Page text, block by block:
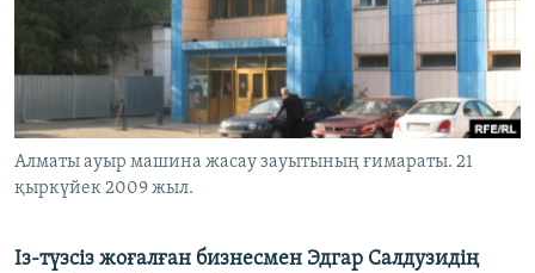
ЖАЗЫЛЫҢЫЗ
Басқа тілдерде
Алматы ауыр машина жасау зауытының ғимараты. 21
қыркүйек 2009 жыл.
Із-түзсіз жоғалған бизнесмен Эдгар Салдузидің